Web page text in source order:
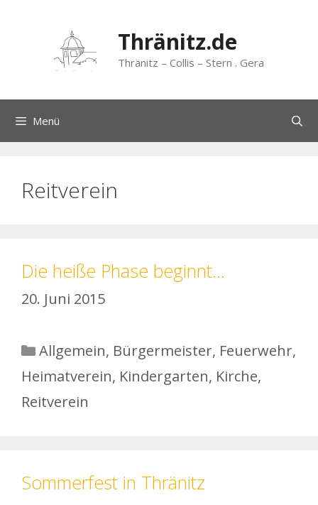
springen
Thränitz.de
Thränitz – Collis – Stern . Gera
Menü
Reitverein
Die heiße Phase beginnt…
20. Juni 2015
Kategorien
Allgemein, Bürgermeister, Feuerwehr,
Heimatverein, Kindergarten, Kirche,
Reitverein
Sommerfest in Thränitz